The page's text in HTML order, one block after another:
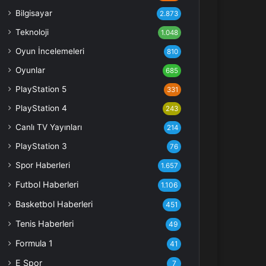
Bilgisayar 2.873
Teknoloji 1.048
Oyun İncelemeleri 810
Oyunlar 685
PlayStation 5 331
PlayStation 4 243
Canlı TV Yayınları 214
PlayStation 3 76
Spor Haberleri 1.657
Futbol Haberleri 1.106
Basketbol Haberleri 451
Tenis Haberleri 49
Formula 1 41
E Spor 7